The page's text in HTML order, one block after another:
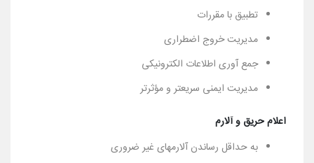
تطبیق با مقررات
مدیریت خروج اضطراری
جمع آوری اطلاعات الکترونیکی
مدیریت ایمنی سریعتر و مؤثرتر
اعلام حریق و آلارم
به حداقل رساندن آلارمهای غیر ضروری